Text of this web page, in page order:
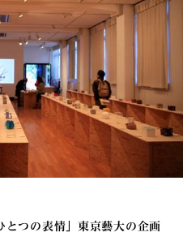
とつの表情」東京藝大の企画